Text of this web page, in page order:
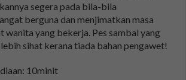
segera pada bila-bila
berguna dan menjimatkan masa
wanita yang bekerja. Pes sambal yang
sihat kerana tiada bahan pengawet!
10minit